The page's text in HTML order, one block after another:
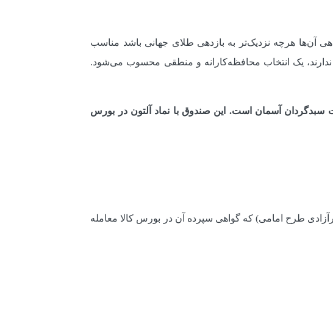
آن‌ها هرچه نزدیک‌تر به بازدهی طلای جهانی باشد مناسب
یک انتخاب محافظه‌کارانه و منطقی محسوب می‌شود.
شرکت سبدگردان آسمان است. این صندوق با نماد آلتون در بورس
طرح امامی) که گواهی سپرده آن در بورس کالا معامله